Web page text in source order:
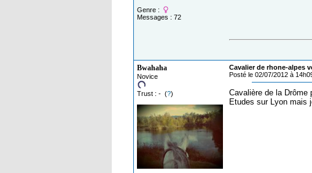
Genre :
Messages : 72
Bwahaha
Novice
Trust : - (?)
Cavalier de rhone-alpes
Posté le 02/07/2012 à
Cavalière de la Drôme
Etudes sur Lyon mais